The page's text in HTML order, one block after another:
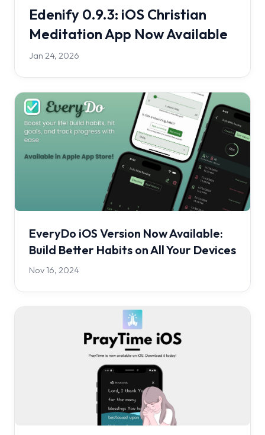
Edenify 0.9.3: iOS Christian
Meditation App Now Available
Jan 24, 2026
EveryDo iOS Version Now Available:
Build Better Habits on All Your Devices
Nov 16, 2024